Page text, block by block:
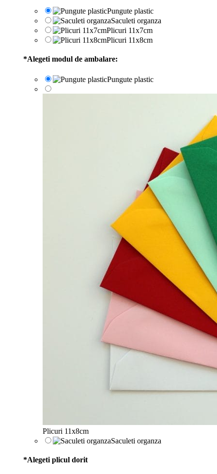
Pungute plastic
Saculeti organza
Plicuri 11x7cm
Plicuri 11x8cm
*Alegeti modul de ambalare:
Pungute plastic
Plicuri 11x8cm
Saculeti organza
*Alegeti plicul dorit